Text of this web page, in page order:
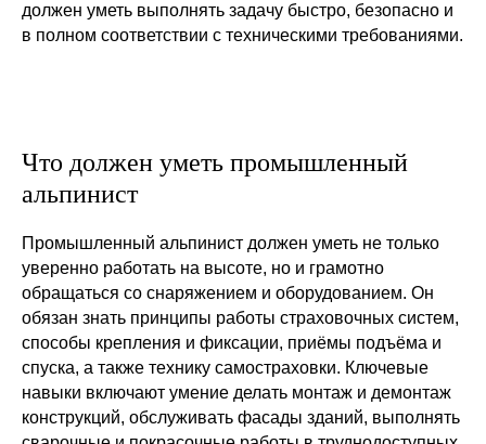
должен уметь выполнять задачу быстро, безопасно и
в полном соответствии с техническими требованиями.
Что должен уметь промышленный
альпинист
Промышленный альпинист должен уметь не только
уверенно работать на высоте, но и грамотно
обращаться со снаряжением и оборудованием. Он
обязан знать принципы работы страховочных систем,
способы крепления и фиксации, приёмы подъёма и
спуска, а также технику самостраховки. Ключевые
навыки включают умение делать монтаж и демонтаж
конструкций, обслуживать фасады зданий, выполнять